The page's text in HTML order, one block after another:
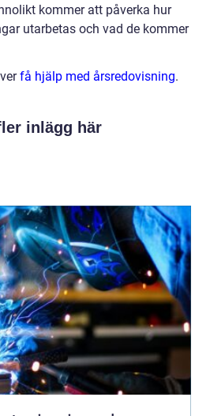
kommer att påverka hur
utarbetas och vad de kommer
få hjälp med årsredovisning.
inlägg här